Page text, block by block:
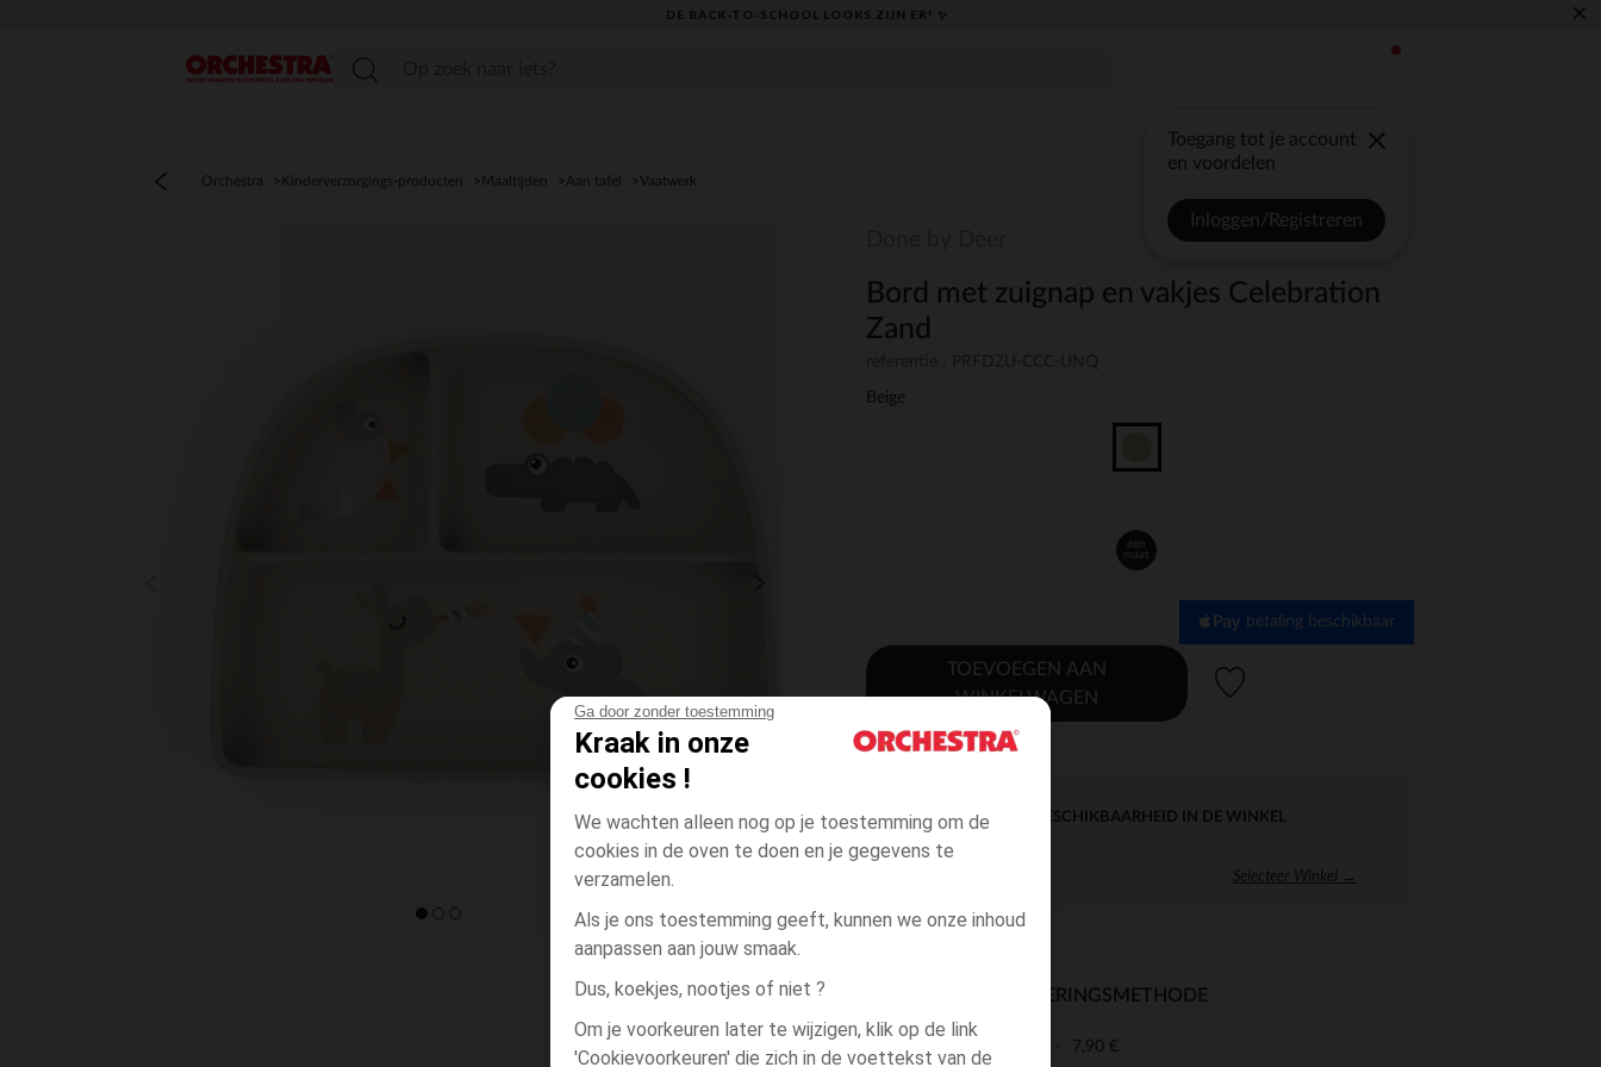
Ga door zonder toestemming
Kraak in onze
cookies !
We wachten alleen nog op je toestemming om de
cookies in de oven te doen en je gegevens te
verzamelen.
Als je ons toestemming geeft, kunnen we onze inhoud
aanpassen aan jouw smaak.
Dus, koekjes, nootjes of niet ?
Om je voorkeuren later te wijzigen, klik op de link
'Cookievoorkeuren' die zich in de voettekst van de
DE BACK-TO-SCHOOL LOOKS ZIJN ER! ✨ ×
menu
Toegang tot je account
en voordelen
Inloggen/Registreren
Orchestra Kinderverzorgings-producten Maaltijden Aan tafel Vaatwerk
Bord met zuignap en vakjes Celebration
Zand
Beige
één
maat
betaling beschikbaar
TOEVOEGEN AAN
WINKELWAGEN
DIRECTE BESCHIKBAARHEID IN DE WINKEL
Selecteer Winkel →
BESCHIKBAARE LEVERINGSMETHODE
levering aan huis 7,90 €